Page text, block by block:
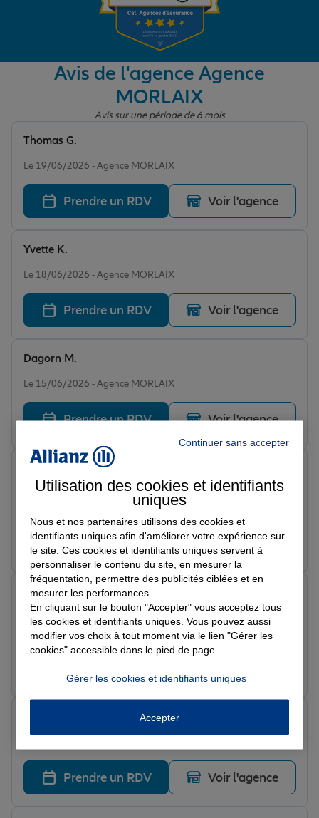
Garantie des accidents de la vie
Assurance scolaire
Retraite
Tous nos devis d'assurance
Avis de l'agence Agence
MORLAIX
Avis sur une période de 6 mois
Le 19/06/2026 - Agence MORLAIX
Thomas G.
Prendre un RDV Voir l'agence
Le 18/06/2026 - Agence MORLAIX
Yvette K.
Prendre un RDV Voir l'agence
Le 15/06/2026 - Agence MORLAIX
Dagorn M.
Prendre un RDV Voir l'agence
Note de 5 sur 5
Le 15/06/2026 - Agence MORLAIX
Je connais cet assureur depuis 36 ans
Pierre P.
Prendre un RDV Voir l'agence
Note de 5 sur 5
Le 15/06/2026 - Agence MORLAIX
Très rapide et efficace
Lucie H.
Prendre un RDV Voir l'agence
Continuer sans accepter
Utilisation des cookies et identifiants
uniques
Nous et nos partenaires utilisons des cookies et
identifiants uniques afin d'améliorer votre expérience sur
le site. Ces cookies et identifiants uniques servent à
personnaliser le contenu du site, en mesurer la
fréquentation, permettre des publicités ciblées et en
mesurer les performances.
En cliquant sur le bouton "Accepter" vous acceptez tous
les cookies et identifiants uniques. Vous pouvez aussi
modifier vos choix à tout moment via le lien "Gérer les
cookies" accessible dans le pied de page.
Gérer les cookies et identifiants uniques
Accepter